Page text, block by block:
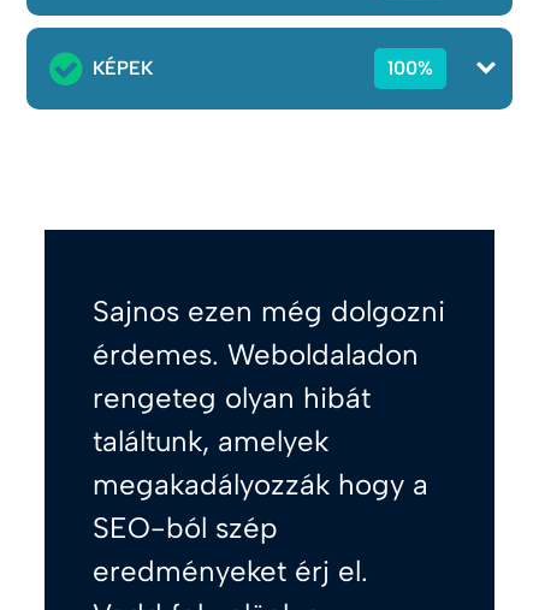
KÉPEK 100%
Sajnos ezen még dolgozni
érdemes. Weboldaladon
rengeteg olyan hibát
találtunk, amelyek
megakadályozzák hogy a
SEO-ból szép
eredményeket érj el.